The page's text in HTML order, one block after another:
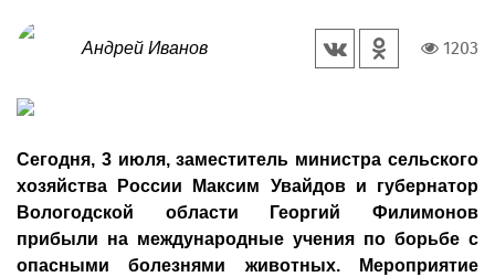
Андрей Иванов 1203
Сегодня, 3 июля, заместитель министра сельского
хозяйства России Максим Увайдов и губернатор
Вологодской области Георгий Филимонов
прибыли на международные учения по борьбе с
опасными болезнями животных. Мероприятие